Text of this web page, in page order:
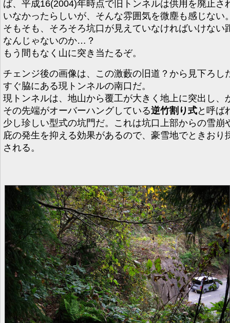
ば、平成16(2004)年時点で旧トンネルは供用を廃止さ
いなかったらしいが、そんな雰囲気を微塵も感じない
そもそも、そろそろ坑口が見えていなければいけない
なんじゃないのか…？
もう間もなく山に突き当たるぞ。
チェンジ後の画像は、この激藪の旧道？から見下ろし
すぐ脇にある現トンネルの南口だ。
現トンネルは、地山から覆工が大きく地上に突出し、
その先端がオーバーハングしている逆竹割り式と呼ば
少し珍しい型式の坑門だ。これは坑口上部からの雪崩
庇の発生を抑える効果があるので、豪雪地でときおり
される。